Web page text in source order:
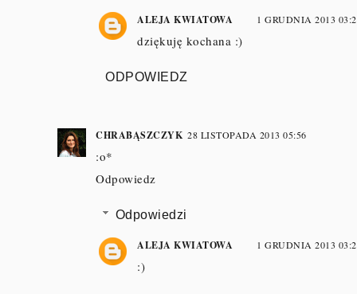
ALEJA KWIATOWA 1 GRUDNIA 2013
dziękuję kochana :)
ODPOWIEDZ
CHRABĄSZCZYK 28 LISTOPADA 2013 05:56
:o*
Odpowiedz
Odpowiedzi
ALEJA KWIATOWA 1 GRUDNIA 2013
:)